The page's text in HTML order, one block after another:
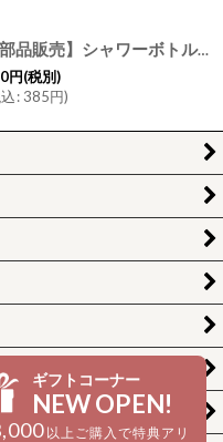
【部品販売】シャワーボトル用 ポンプ部品単品/日本製
円(税別)
: 385円)
ギフトコーナー
NEW OPEN!
以上ご購入で特典アリ